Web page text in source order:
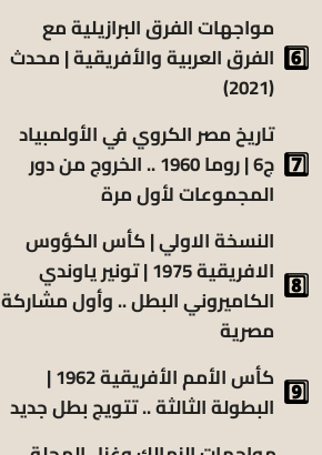
مواجهات الفرق البرازيلية مع
الفرق العربية والأفريقية | محدث
(2021)
تاريخ مصر الكروي في الأولمبياد
ج6 | روما 1960 .. الخروج من دور
المجموعات لأول مرة
النسخة الاولي | كأس الكؤوس
الافريقية 1975 | تونير ياوندي
الكاميروني البطل .. وأول مشاركة
مصرية
كأس الأمم الأفريقية 1962 |
البطولة الثالثة .. تتويج بطل جديد